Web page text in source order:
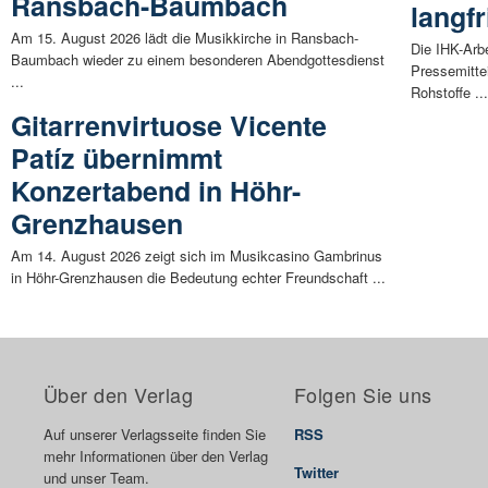
Am 15. August 2026 lädt die Musikkirche in Ransbach-
Baumbach wieder zu einem besonderen Abendgottesdienst
...
Gitarrenvirtuose Vicente
Patíz übernimmt
Konzertabend in Höhr-
Grenzhausen
Am 14. August 2026 zeigt sich im Musikcasino Gambrinus
in Höhr-Grenzhausen die Bedeutung echter Freundschaft ...
Die IHK-
Rohstoffe ...
Über den Verlag
Auf unserer Verlagsseite finden Sie
mehr Informationen über den Verlag
und unser Team.
Folgen Sie uns
RSS
Twitter